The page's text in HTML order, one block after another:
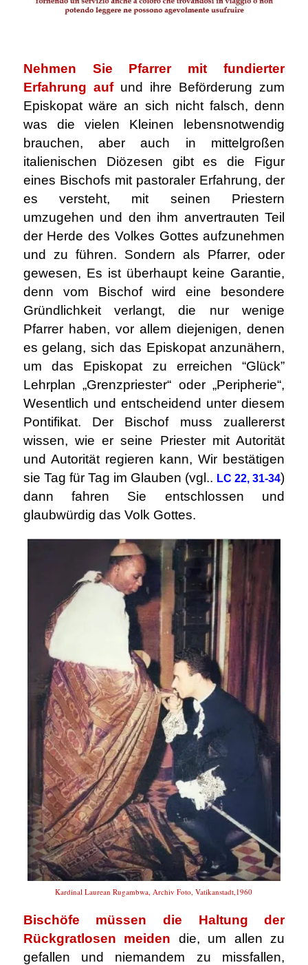
Nehmen Sie Pfarrer mit fundierter
Erfahrung aufund ihre Beförderung zum
Episkopat wäre an sich nicht falsch, denn
was die vielen Kleinen lebensnotwendig
brauchen, aber auch in mittelgroßen
italienischen Diözesen gibt es die Figur
eines Bischofs mit pastoraler Erfahrung, der
es versteht, mit seinen Priestern
umzugehen und den ihm anvertrauten Teil
der Herde des Volkes Gottes aufzunehmen
und zu führen. Sondern als Pfarrer, oder
gewesen, Es ist überhaupt keine Garantie,
denn vom Bischof wird eine besondere
Gründlichkeit verlangt, die nur wenige
Pfarrer haben, vor allem diejenigen, denen
es gelang, sich das Episkopat anzunähern,
um das Episkopat zu erreichen “Glück”
Lehrplan „Grenzpriester“ oder „Peripherie“,
Wesentlich und entscheidend unter diesem
Pontifikat. Der Bischof muss zuallererst
wissen, wie er seine Priester mit Autorität
und Autorität regieren kann, Wir bestätigen
sie Tag für Tag im Glauben (vgl.. LC 22, 31-34)
dann fahren Sie entschlossen und
glaubwürdig das Volk Gottes.
Kardinal Laurean Rugambwa, Archiv Foto, Vatikanstadt,1960
Bischöfe müssen die Haltung der
Rückgratlosen meiden die, um allen zu
gefallen und niemandem zu missfallen,